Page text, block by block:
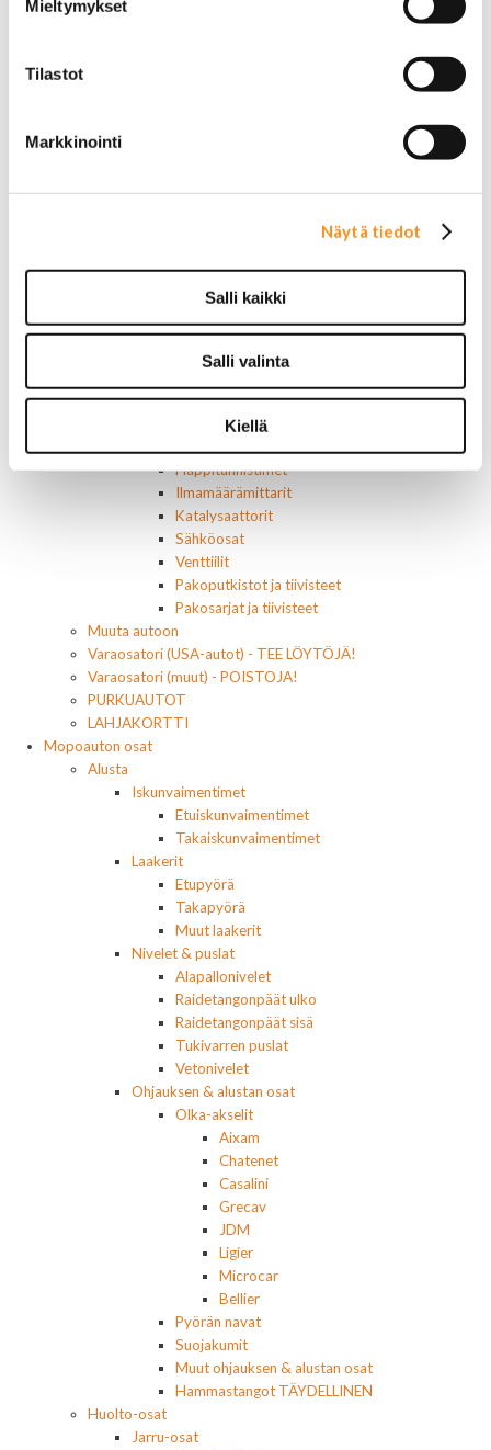
Mieltymykset
Tilastot
Markkinointi
Näytä tiedot
Salli kaikki
Salli valinta
Kiellä
Tiivisteet
Moottorin ehostusosat
Muut moottorin osat
Hihnat
Kauttakulkupyörät
Öljynpaineanturit
Päästölaitteet
Happitunnistimet
Ilmamäärämittarit
Katalysaattorit
Sähköosat
Venttiilit
Pakoputkistot ja tiivisteet
Pakosarjat ja tiivisteet
Muuta autoon
Varaosatori (USA-autot) - TEE LÖYTÖJÄ!
Varaosatori (muut) - POISTOJA!
PURKUAUTOT
LAHJAKORTTI
Mopoauton osat
Alusta
Iskunvaimentimet
Etuiskunvaimentimet
Takaiskunvaimentimet
Laakerit
Etupyörä
Takapyörä
Muut laakerit
Nivelet & puslat
Alapallonivelet
Raidetangonpäät ulko
Raidetangonpäät sisä
Tukivarren puslat
Vetonivelet
Ohjauksen & alustan osat
Olka-akselit
Aixam
Chatenet
Casalini
Grecav
JDM
Ligier
Microcar
Bellier
Pyörän navat
Suojakumit
Muut ohjauksen & alustan osat
Hammastangot TÄYDELLINEN
Huolto-osat
Jarru-osat